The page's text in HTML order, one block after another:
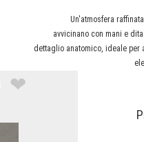
Un'atmosfera
avvicinano con mani e
dettaglio anatomico, ideale
❤